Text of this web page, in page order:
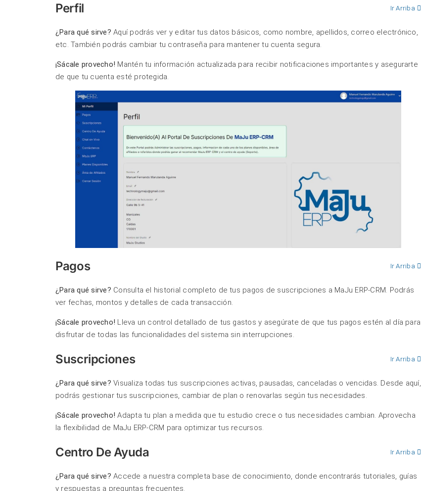
Perfil Ir Arriba
¿Para qué sirve? Aquí podrás ver y editar tus datos básicos, como nombre, apellidos, correo electrónico,
etc. También podrás cambiar tu contraseña para mantener tu cuenta segura.
¡Sácale provecho! Mantén tu información actualizada para recibir notificaciones importantes y asegurarte
de que tu cuenta esté protegida.
Pagos Ir Arriba
¿Para qué sirve? Consulta el historial completo de tus pagos de suscripciones a MaJu ERP-CRM. Podrás
ver fechas, montos y detalles de cada transacción.
¡Sácale provecho! Lleva un control detallado de tus gastos y asegúrate de que tus pagos estén al día para
disfrutar de todas las funcionalidades del sistema sin interrupciones.
Suscripciones Ir Arriba
¿Para qué sirve? Visualiza todas tus suscripciones activas, pausadas, canceladas o vencidas. Desde aquí,
podrás gestionar tus suscripciones, cambiar de plan o renovarlas según tus necesidades.
¡Sácale provecho! Adapta tu plan a medida que tu estudio crece o tus necesidades cambian. Aprovecha
la flexibilidad de MaJu ERP-CRM para optimizar tus recursos.
Centro De Ayuda Ir Arriba
¿Para qué sirve? Accede a nuestra completa base de conocimiento, donde encontrarás tutoriales, guías
y respuestas a preguntas frecuentes.